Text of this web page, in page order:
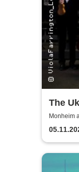
The
Great
Monheim